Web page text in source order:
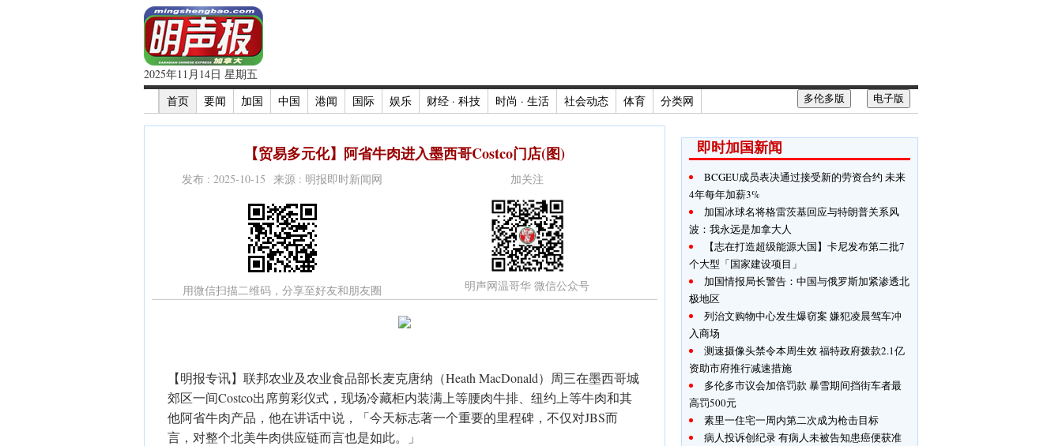
2025年11月14日 星期五
首页
要闻 加国 中国 港闻 国际 娱乐 财经 · 科技 时尚 · 生活 社会动态 体育 分类网 电子版
多伦多版
【贸易多元化】阿省牛肉进入墨西哥Costco门店(图)
发布 : 2025-10-15 来源 : 明报即时新闻网
用微信扫描二维码，分享至好友和朋友圈
加关注
明声网温哥华 微信公众号
【明报专讯】联邦农业及农业食品部长麦克唐纳（Heath MacDonald）周三在墨西哥城
郊区一间Costco出席剪彩仪式，现场冷藏柜内装满上等腰肉牛排、纽约上等牛肉和其
他阿省牛肉产品，他在讲话中说，「今天标志著一个重要的里程碑，不仅对JBS而
言，对整个北美牛肉供应链而言也是如此。」
即时加国新闻
BCGEU成员表决通过接受新的劳资合约 未来
4年每年加薪3%
加国冰球名将格雷茨基回应与特朗普关系风
波：我永远是加拿大人
【志在打造超级能源大国】卡尼发布第二批7
个大型「国家建设项目」
加国情报局长警告：中国与俄罗斯加紧渗透北
极地区
列治文购物中心发生爆窃案 嫌犯凌晨驾车冲
入商场
测速摄像头禁令本周生效 福特政府拨款2.1亿
资助市府推行减速措施
多伦多市议会加倍罚款 暴雪期间挡街车者最
高罚500元
素里一住宅一周内第二次成为枪击目标
病人投诉创纪录 有病人未被告知患癌便获准